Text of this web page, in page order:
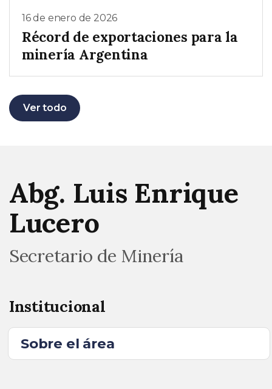
16 de enero de 2026
Récord de exportaciones para la
minería Argentina
Ver todo
Abg. Luis Enrique
Lucero
Secretario de Minería
Institucional
Sobre el área